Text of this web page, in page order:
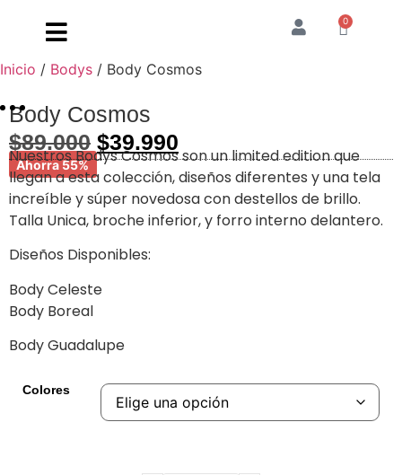
0
Inicio / Bodys / Body Cosmos
Body Cosmos
$89.000 $39.990
Ahorra 55%
Nuestros Bodys Cosmos son un limited edition que
llegan a esta colección, diseños diferentes y una tela
increíble y súper novedosa con destellos de brillo.
Talla Unica, broche inferior, y forro interno delantero.
Diseños Disponibles:
Body Celeste
Body Boreal
Body Guadalupe
Colores